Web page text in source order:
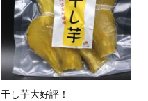
干し芋大好評！